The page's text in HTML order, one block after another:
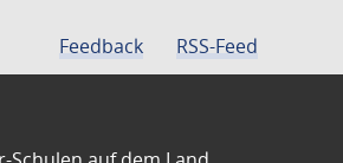
Feedback RSS-Feed